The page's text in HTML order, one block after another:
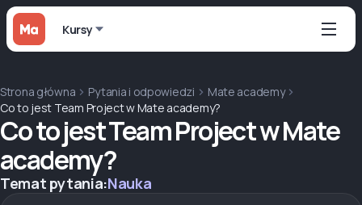
Kursy
Strona główna Pytania i odpowiedzi
Mate academy
Co to jest Team Project w Mate academy?
Co to jest Team Project w Mate
academy?
Temat pytania:Nauka